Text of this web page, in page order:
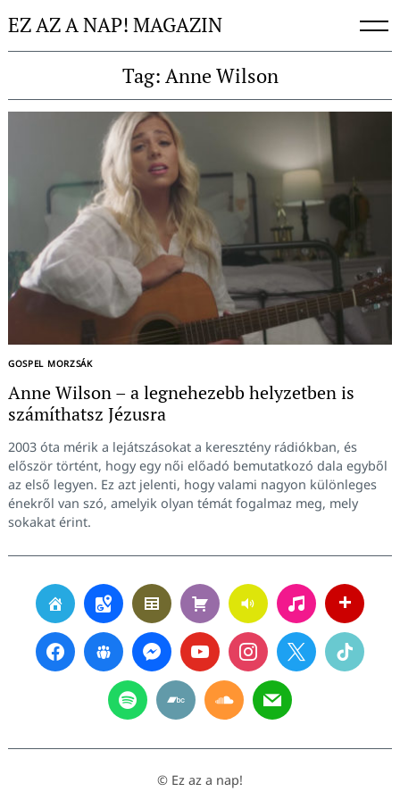
toEZ AZ A NAP! MAGAZIN
Tag: Anne Wilson
GOSPEL MORZSÁK
Anne Wilson – a legnehezebb helyzetben is
számíthatsz Jézusra
2003 óta mérik a lejátszásokat a keresztény rádiókban, és
először történt, hogy egy női előadó bemutatkozó dala egyből
az első legyen. Ez azt jelenti, hogy valami nagyon különleges
énekről van szó, amelyik olyan témát fogalmaz meg, mely
sokakat érint.
© Ez az a nap!
Keresés: